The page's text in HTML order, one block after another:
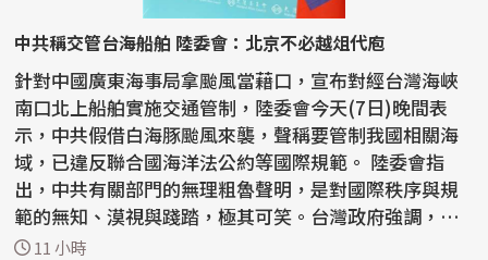
中共稱交管台海船舶 陸委會：北京不必越俎代庖
針對中國廣東海事局拿颱風當藉口，宣布對經台灣海峽
南口北上船舶實施交通管制，陸委會今天(7日)晚間表
示，中共假借白海豚颱風來襲，聲稱要管制我國相關海
域，已違反聯合國海洋法公約等國際規範。 陸委會指
出，中共有關部門的無理粗魯聲明，是對國際秩序與規
範的無知、漠視與踐踏，極其可笑。台灣政府強調，中
共沒有任...
11 小時